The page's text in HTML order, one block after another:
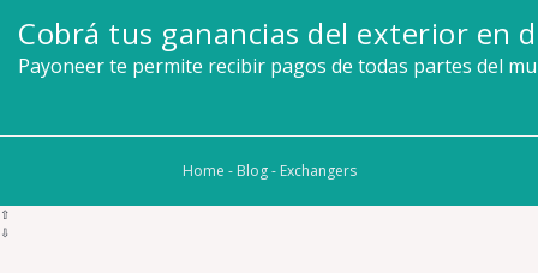
Cobrá tus ganancias del exterior en
Payoneer te permite recibir pagos de todas partes del
Home - Blog- Exchangers
⇧
⇩